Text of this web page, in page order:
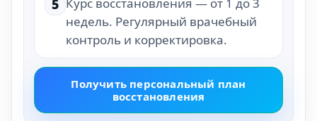
5
недель. Регулярный врачебный
контроль и корректировка.
Получить персональный план
восстановления